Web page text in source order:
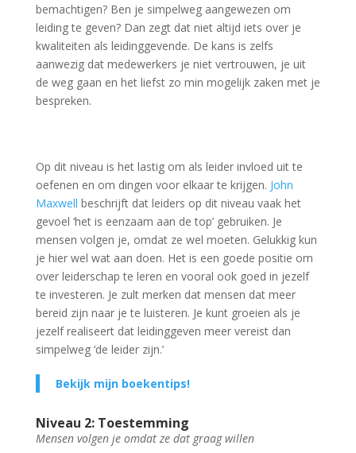
bemachtigen? Ben je simpelweg aangewezen om
leiding te geven? Dan zegt dat niet altijd iets over je
kwaliteiten als leidinggevende. De kans is zelfs
aanwezig dat medewerkers je niet vertrouwen, je uit
de weg gaan en het liefst zo min mogelijk zaken met je
bespreken.
Op dit niveau is het lastig om als leider invloed uit te
oefenen en om dingen voor elkaar te krijgen. John
Maxwell beschrijft dat leiders op dit niveau vaak het
gevoel ‘het is eenzaam aan de top’ gebruiken. Je
mensen volgen je, omdat ze wel moeten. Gelukkig kun
je hier wel wat aan doen. Het is een goede positie om
over leiderschap te leren en vooral ook goed in jezelf
te investeren. Je zult merken dat mensen dat meer
bereid zijn naar je te luisteren. Je kunt groeien als je
jezelf realiseert dat leidinggeven meer vereist dan
simpelweg ‘de leider zijn.’
Bekijk mijn boekentips!
Niveau 2: Toestemming
Mensen volgen je omdat ze dat graag willen